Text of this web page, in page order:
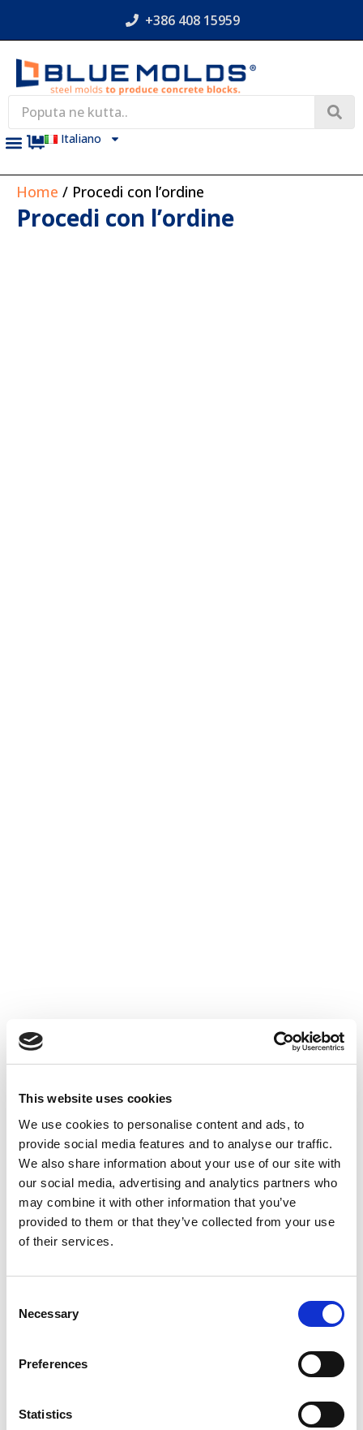
This website uses cookies
We use cookies to personalise content and ads, to
provide social media features and to analyse our traffic.
We also share information about your use of our site with
our social media, advertising and analytics partners who
may combine it with other information that you’ve
provided to them or that they’ve collected from your use
of their services.
Selection
Necessary
Preferences
Statistics
+386 408 15959
Italiano
Home / Procedi con l’ordine
Procedi con l’ordine